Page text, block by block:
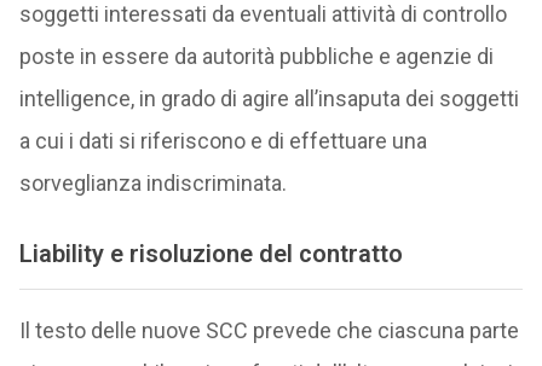
soggetti interessati da eventuali attività di controllo
poste in essere da autorità pubbliche e agenzie di
intelligence, in grado di agire all’insaputa dei soggetti
a cui i dati si riferiscono e di effettuare una
sorveglianza indiscriminata.
Liability e risoluzione del contratto
Il testo delle nuove SCC prevede che ciascuna parte